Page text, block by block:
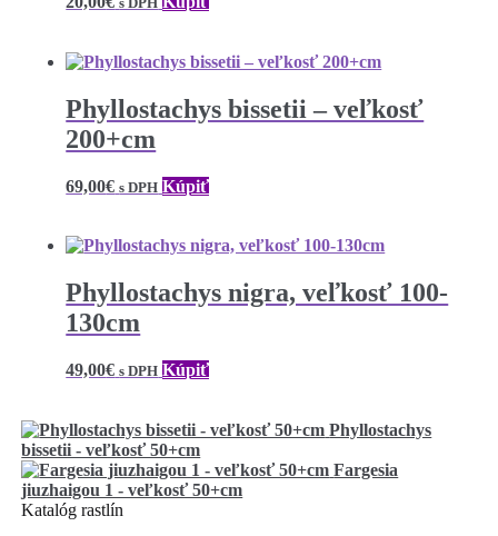
Phyllostachys bissetii – veľkosť
200+cm
69,00€ s DPH Kúpiť
Phyllostachys nigra, veľkosť 100-
130cm
49,00€ s DPH Kúpiť
Phyllostachys
bissetii - veľkosť 50+cm
Fargesia
jiuzhaigou 1 - veľkosť 50+cm
Katalóg rastlín